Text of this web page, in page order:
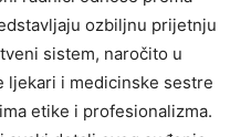
ozbiljnu prijetnju
sistem, naročito u
ljekari i medicinske sestre
etike i profesionalizma.